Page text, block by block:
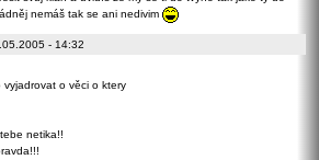
nemáš tak se ani nedivim
- 14:32
o věci o ktery
netika!!